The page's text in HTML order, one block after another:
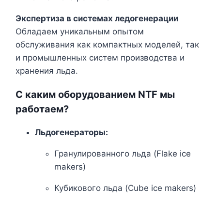
Экспертиза в системах ледогенерации
Обладаем уникальным опытом
обслуживания как компактных моделей, так
и промышленных систем производства и
хранения льда.
С каким оборудованием NTF мы
работаем?
Льдогенераторы:
Гранулированного льда (Flake ice
makers)
Кубикового льда (Cube ice makers)